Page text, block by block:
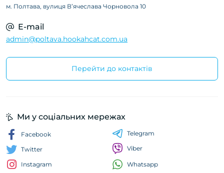
м. Полтава, вулиця Вʼячеслава Чорновола 10
E-mail
admin@poltava.hookahcat.com.ua
Перейти до контактів
Ми у соціальних мережах
Facebook
Twitter
Instagram
Telegram
Viber
Whatsapp